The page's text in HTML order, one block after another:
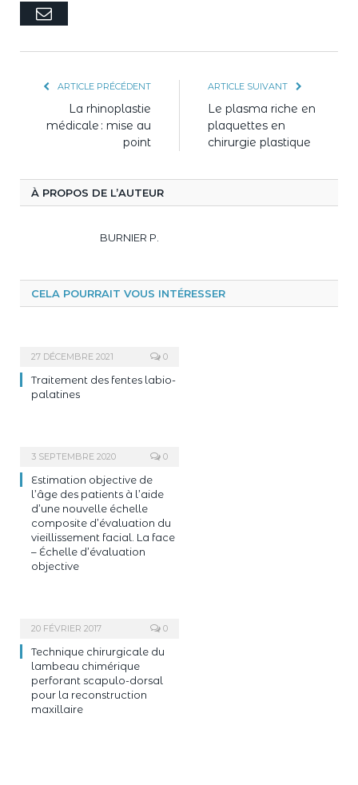
E-
ARTICLE PRÉCÉDENT
La rhinoplastie
médicale : mise au
point
ARTICLE SUIVANT
Le plasma riche en
plaquettes en
chirurgie plastique
À PROPOS DE L’AUTEUR
BURNIER P.
CELA POURRAIT VOUS INTÉRESSER
27 DÉCEMBRE 2021 0
Traitement des fentes labio-
palatines
3 SEPTEMBRE 2020 0
Estimation objective de
l’âge des patients à l’aide
d’une nouvelle échelle
composite d’évaluation du
vieillissement facial. La face
– Échelle d’évaluation
objective
20 FÉVRIER 2017 0
Technique chirurgicale du
lambeau chimérique
perforant scapulo-dorsal
pour la reconstruction
maxillaire